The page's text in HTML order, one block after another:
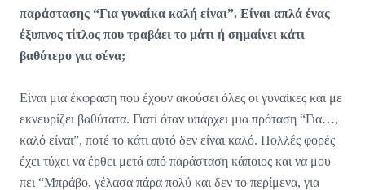
παράστασης “Για γυναίκα καλή είναι”. Είναι απλά ένας
έξυπνος τίτλος που τραβάει το μάτι ή σημαίνει κάτι
βαθύτερο για σένα;
Είναι μια έκφραση που έχουν ακούσει όλες οι γυναίκες και με
εκνευρίζει βαθύτατα. Γιατί όταν υπάρχει μια πρόταση “Για…,
καλό είναι”, ποτέ το κάτι αυτό δεν είναι καλό. Πολλές φορές
έχει τύχει να έρθει μετά από παράσταση κάποιος και να μου
πει “Μπράβο, γέλασα πάρα πολύ και δεν το περίμενα, για